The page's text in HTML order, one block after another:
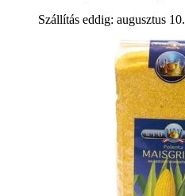
Szállítás eddig: augusztus 10.